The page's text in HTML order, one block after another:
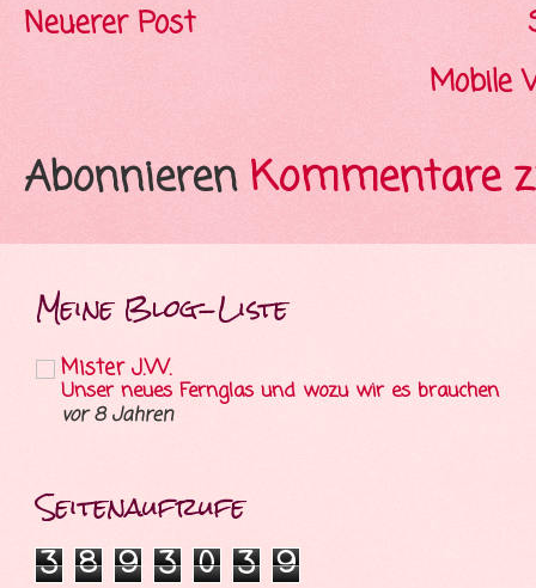
Neuerer Post
Mobile
Abonnieren Kommentare
Meine Blog-Liste
Mister J.W.
Unser neues Fernglas und wozu wir es brauchen
vor 8 Jahren
Seitenaufrufe
3 8 9 3 0 3 9